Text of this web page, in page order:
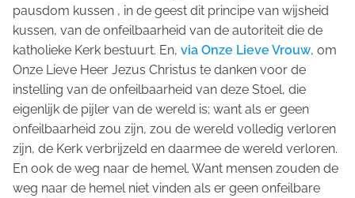
pausdom kussen , in de geest dit principe van wijsheid
kussen, van de onfeilbaarheid van de autoriteit die de
katholieke Kerk bestuurt. En, via Onze Lieve Vrouw, om
Onze Lieve Heer Jezus Christus te danken voor de
instelling van de onfeilbaarheid van deze Stoel, die
eigenlijk de pijler van de wereld is; want als er geen
onfeilbaarheid zou zijn, zou de wereld volledig verloren
zijn, de Kerk verbrijzeld en daarmee de wereld verloren.
En ook de weg naar de hemel. Want mensen zouden de
weg naar de hemel niet vinden als er geen onfeilbare